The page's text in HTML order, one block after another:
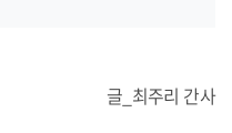
글_최주리 간사